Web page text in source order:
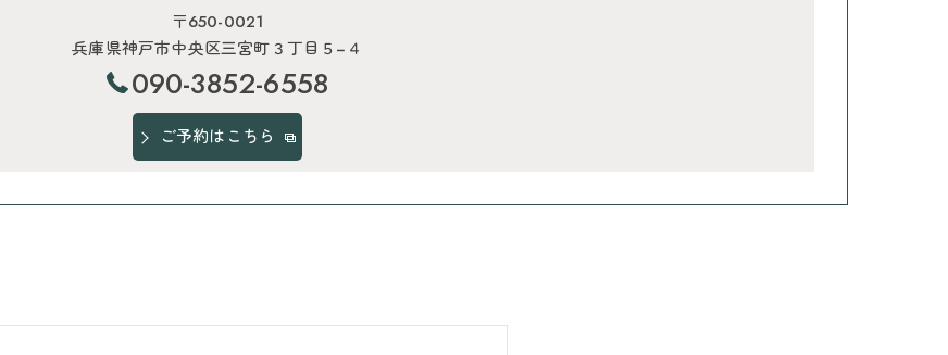
〒650-0021
兵庫県神戸市中央区三宮町３丁目５−４
090-3852-6558
ご予約はこちら